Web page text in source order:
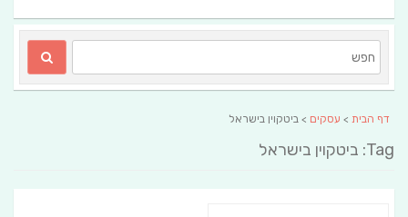
דף הבית > עסקים > ביטקוין בישראל
Tag: ביטקוין בישראל